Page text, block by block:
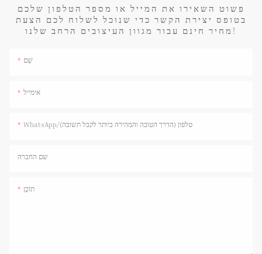
פשוט השאירו את המייל או מספר הטלפון שלכם
בטופס יצירת הקשר כדי שנוכל לשלוח לכם הצעת
מחיר חינם עבור מגוון העיצובים הרחב שלנו!
שֵׁם
אימייל
WhatsApp/טלפון (הדרך הטובה והמהירה ביותר לקבל תשובה)
שם החברה
תוֹכֶן